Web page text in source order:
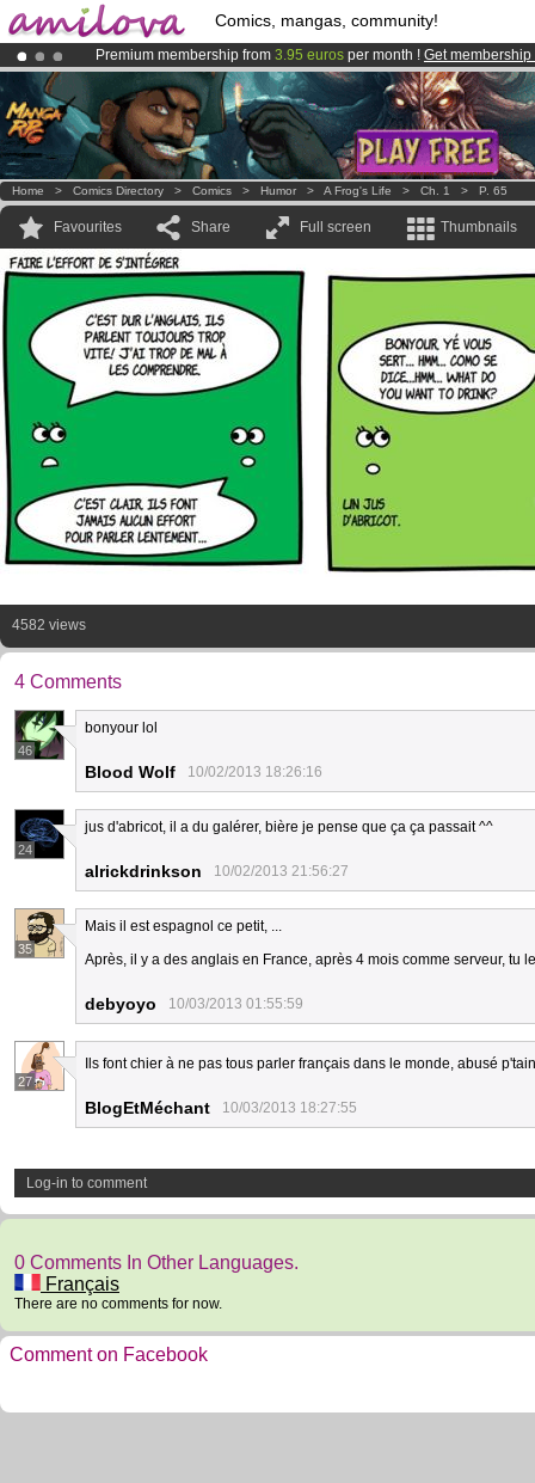
Comics, mangas, community!
Premium membership from 3.95 euros per month ! Get membership
AmilovaKickstarter is now LIVE!.
Already 134393 membersand 1208 comics & mangas!.
Home > Comics Directory > Comics > Humor > A Frog's Life > Ch. 1 > P. 65
Favourites Share Full screen Thumbnails
4582 views
4 Comments
46
bonyour lol
Blood Wolf 10/02/2013 18:26:16
24
jus d'abricot, il a du galérer, bière je pense que ça ça passait ^^
alrickdrinkson 10/02/2013 21:56:27
35
Mais il est espagnol ce petit, ...
Après, il y a des anglais en France, après 4 mois comme serveur, tu
debyoyo 10/03/2013 01:55:59
27
Ils font chier à ne pas tous parler français dans le monde, abusé
BlogEtMéchant 10/03/2013 18:27:55
Log-in to comment
0 Comments In Other Languages.
Français
There are no comments for now.
Comment on Facebook